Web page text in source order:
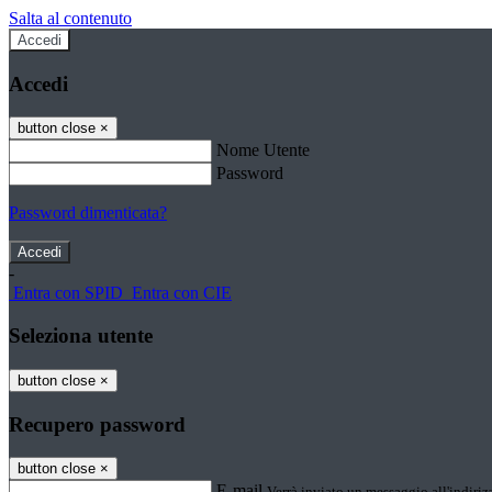
Salta al contenuto
Accedi
Accedi
button close ×
Nome Utente
Password
Password dimenticata?
-
Entra con SPID Entra con CIE
Seleziona utente
button close ×
Recupero password
button close ×